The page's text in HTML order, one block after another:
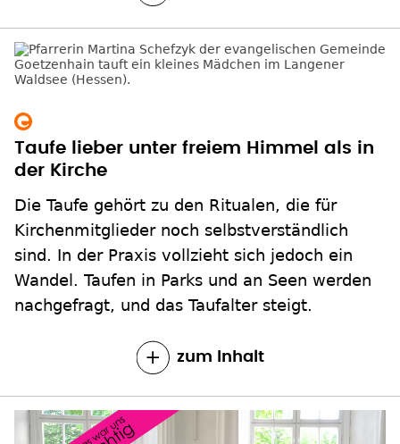
Taufe lieber unter freiem Himmel als in
Die Taufe gehört zu den Ritualen, die für
Kirchenmitglieder noch selbstverständlich
Wandel. Taufen in Parks und an Seen werden
nachgefragt, und das Taufalter steigt.
zum Inhalt